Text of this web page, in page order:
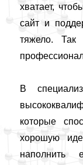
хватает,
сайт и
тяжело. Так
В
которые
хорошую
наполнить